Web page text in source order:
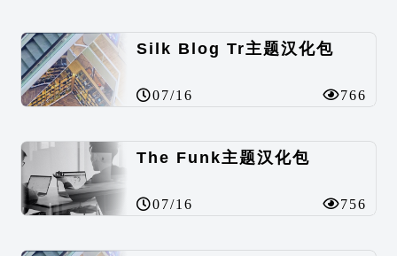
Silk Blog Tr主题汉化包
07/16 766
The Funk主题汉化包
07/16 756